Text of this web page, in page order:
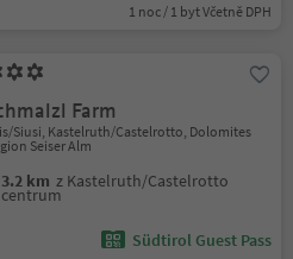
1 noc / 1 byt Včetně DPH
Farm
Siusi, Kastelruth/Castelrotto, Dolomites
Seiser Alm
3.2 km z Kastelruth/Castelrotto
centrum
Südtirol Guest Pass